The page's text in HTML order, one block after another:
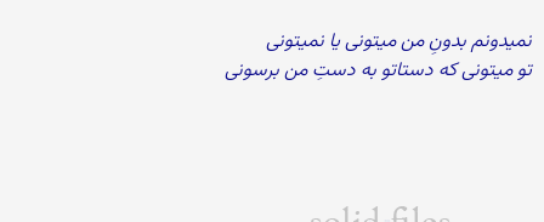
نمیدونم بدونِ من میتونی یا نمیتونی
تو میتونی که دستاتو به دستِ من برسونی